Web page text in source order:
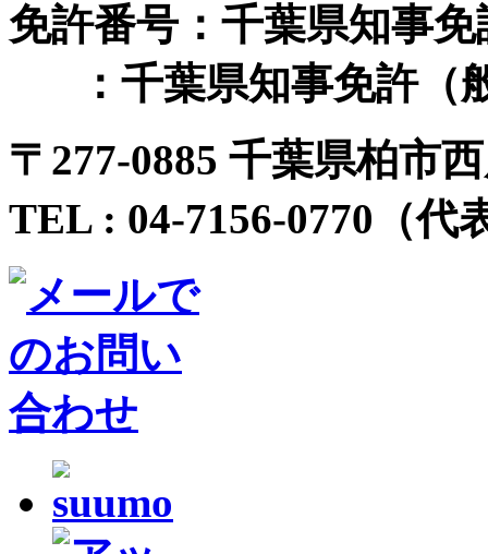
免許番号：千葉県知事免
：千葉県知事免許（
〒 277-0885 千葉県柏市
TEL : 04-7156-0770 （